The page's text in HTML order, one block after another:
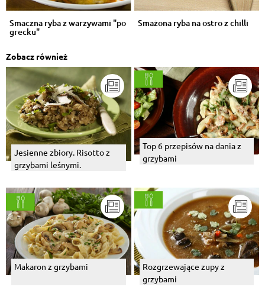
Smaczna ryba z warzywami "po
grecku"
Smażona ryba na ostro z chilli
Zobacz również
Jesienne zbiory. Risotto z
grzybami leśnymi.
Top 6 przepisów na dania z
grzybami
Makaron z grzybami
Rozgrzewające zupy z
grzybami